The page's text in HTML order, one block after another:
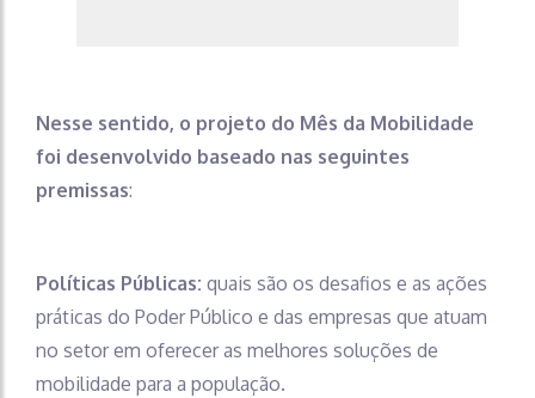
Nesse sentido, o projeto do Mês da Mobilidade
foi desenvolvido baseado nas seguintes
premissas:
Políticas Públicas: quais são os desafios e as ações
práticas do Poder Público e das empresas que atuam
no setor em oferecer as melhores soluções de
mobilidade para a população.